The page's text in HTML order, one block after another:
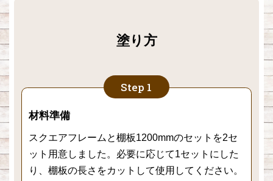
塗り方
材料準備
スクエアフレームと棚板1200mmのセットを2セ
ット用意しました。必要に応じて1セットにした
り、棚板の長さをカットして使用してください。